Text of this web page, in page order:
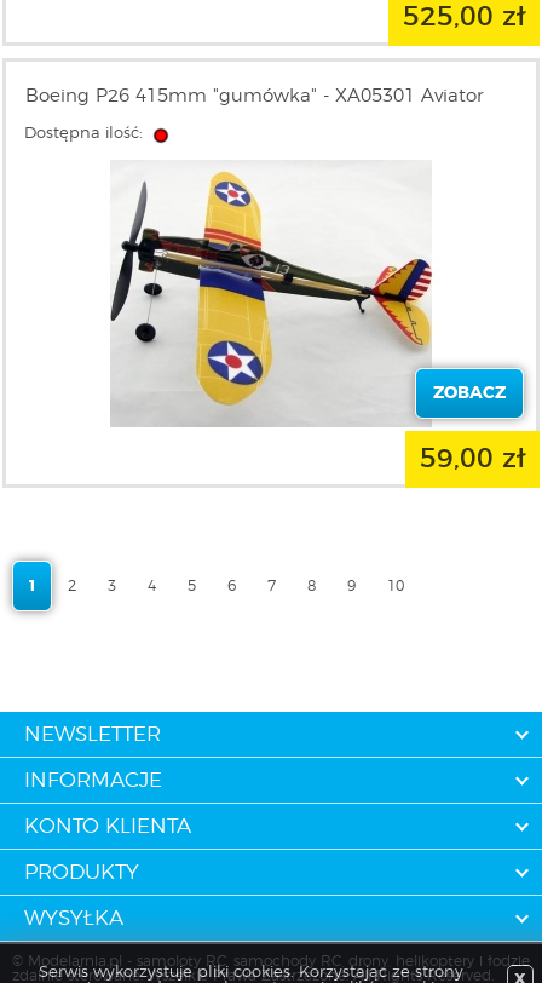
525,00 zł
Boeing P26 415mm "gumówka" - XA05301 Aviator
Dostępna ilość:
ZOBACZ
59,00 zł
1 2 3 4 5 6 7 8 9 10
NEWSLETTER
INFORMACJE
KONTO KLIENTA
PRODUKTY
WYSYŁKA
© Modelarnia.pl - samoloty RC, samochody RC, drony, helikoptery i łodzie
zdalnie sterowane. Wszelkie Prawa Zastrzeżone. All Rights Reserved.
Serwis wykorzystuje pliki cookies. Korzystając ze strony